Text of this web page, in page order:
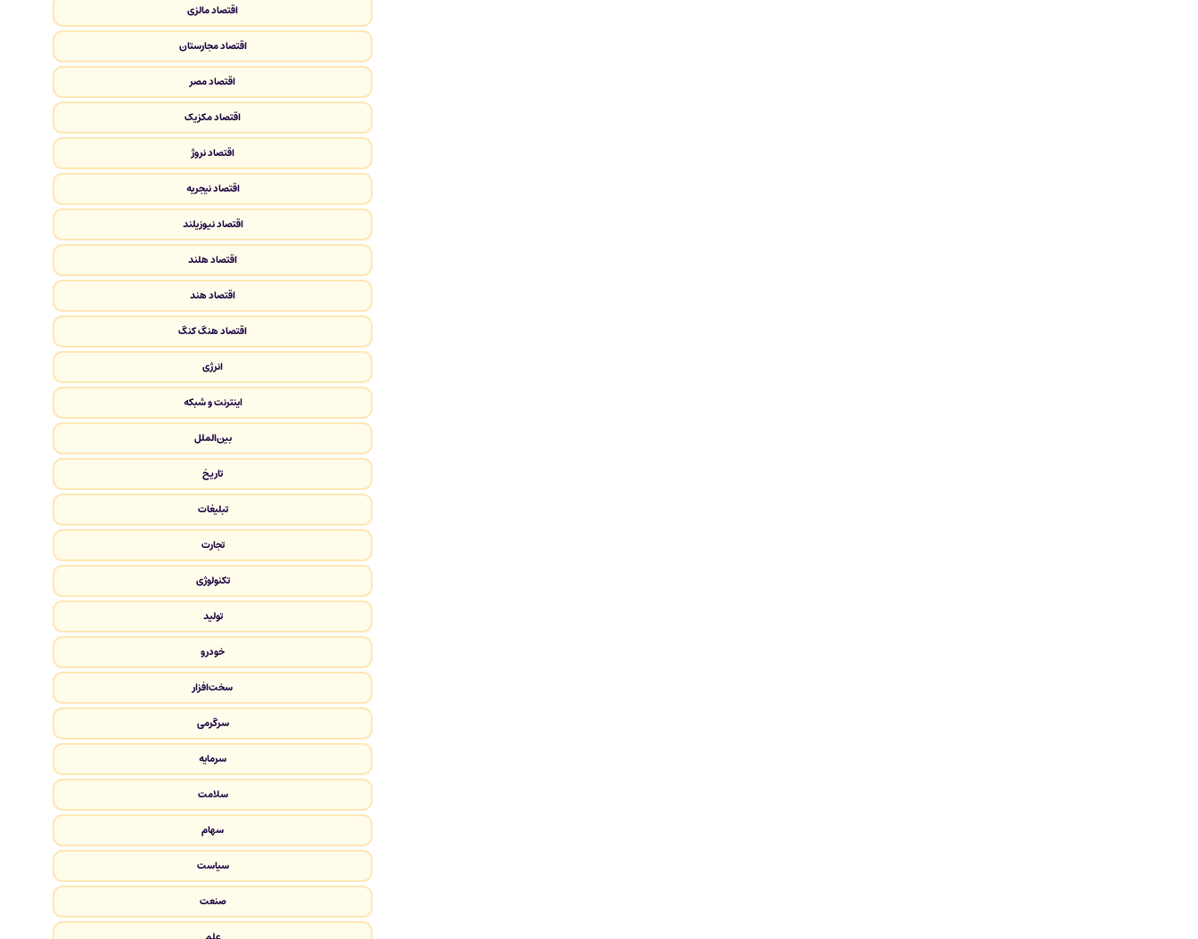
اقتصاد مالزی
اقتصاد مجارستان
اقتصاد مصر
اقتصاد مکزیک
اقتصاد نروژ
اقتصاد نیجریه
اقتصاد نیوزیلند
اقتصاد هلند
اقتصاد هند
اقتصاد هنگ کنگ
انرژی
اینترنت و شبکه
بین‌الملل
تاریخ
تبلیغات
تجارت
تکنولوژی
تولید
خودرو
سخت‌افزار
سرگرمی
سرمایه
سلامت
سهام
سیاست
صنعت